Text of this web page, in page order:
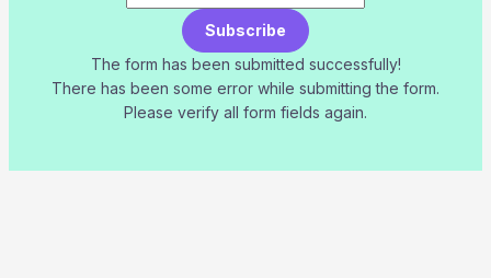
Subscribe
The form has been submitted successfully!
There has been some error while submitting the form.
Please verify all form fields again.